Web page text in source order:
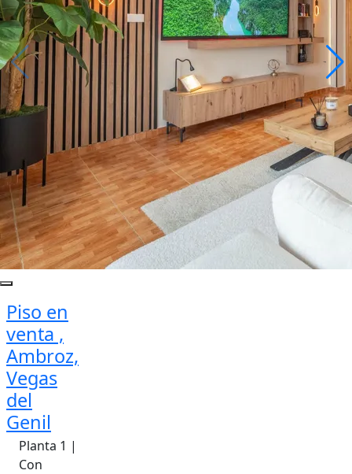
Piso en
venta ,
Ambroz,
Vegas
del
Genil
Planta 1 |
Con